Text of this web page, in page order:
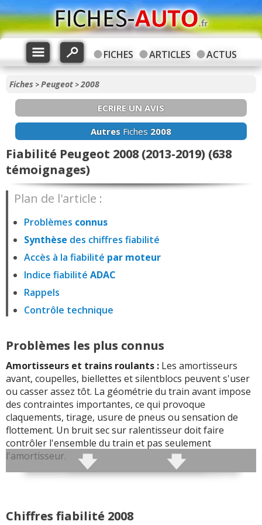
FICHES ARTICLES ACTUS
Fiches >Peugeot >2008
ECRIRE UN AVIS
Autres Fiches 2008
Fiabilité Peugeot 2008 (2013-2019) (638
témoignages)
Plan de l'article :
Problèmes connus
Synthèse des chiffres fiabilité
Accès à la fiabilité par moteur
Indice fiabilité ADAC
Rappels
Contrôle technique
Problèmes les plus connus
Amortisseurs et trains roulants : Les amortisseurs
avant, coupelles, biellettes et silentblocs peuvent s'user
ou casser assez tôt. La géométrie du train avant impose
des contraintes importantes, ce qui provoque
claquements, tirage, usure de pneus ou sensation de
flottement. Un bruit sec sur ralentisseur doit faire
contrôler l'ensemble du train et pas seulement
l'amortisseur.
prendre du jeu, avec marche arrière dure ou rapports
Chiffres fiabilité 2008